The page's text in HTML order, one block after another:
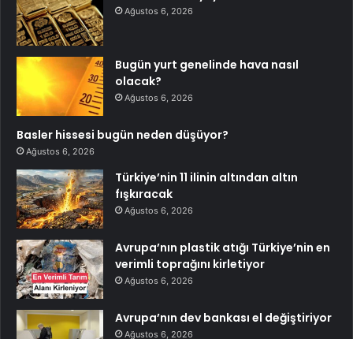
Ağustos 6, 2026
Bugün yurt genelinde hava nasıl
olacak?
Ağustos 6, 2026
Basler hissesi bugün neden düşüyor?
Ağustos 6, 2026
Türkiye’nin 11 ilinin altından altın
fışkıracak
Ağustos 6, 2026
Avrupa’nın plastik atığı Türkiye’nin en
verimli toprağını kirletiyor
Ağustos 6, 2026
Avrupa’nın dev bankası el değiştiriyor
Ağustos 6, 2026